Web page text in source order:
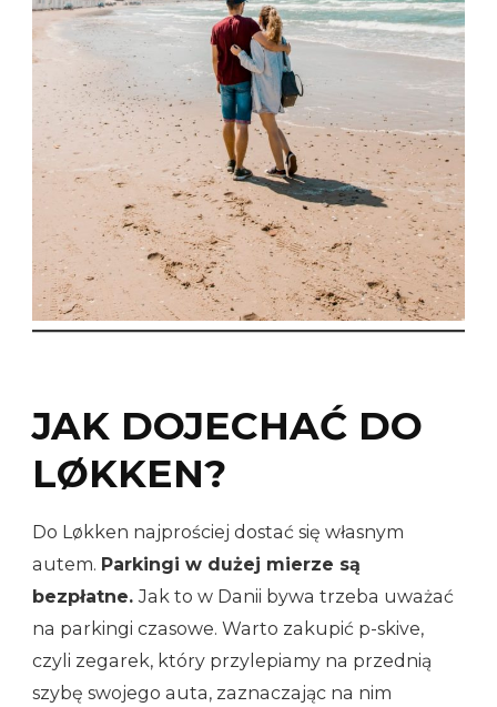
JAK DOJECHAĆ DO
LØKKEN?
Do Løkken najprościej dostać się własnym
autem. Parkingi w dużej mierze są
bezpłatne.Jak to w Danii bywa trzeba uważać
na parkingi czasowe. Warto zakupić p-skive,
czyli zegarek, który przylepiamy na przednią
szybę swojego auta, zaznaczając na nim